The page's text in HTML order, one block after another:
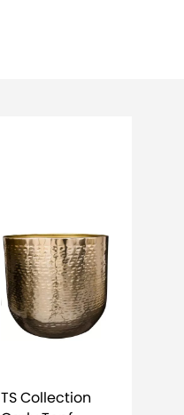
TS Collection